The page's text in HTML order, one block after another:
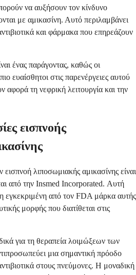
να αυξήσουν τον κίνδυνο
με αμικασίνη. Αυτό περιλαμβάνει
και φάρμακα που επηρεάζουν
ένας παράγοντας, καθώς οι
ευαίσθητοι στις παρενέργειες αυτού
αφορά τη νεφρική λειτουργία και την
εισπνοής
λιποσωμιακής αμικασίνης είναι
από την Insmed Incorporated. Αυτή
εγκεκριμένη από τον FDA μάρκα αυτής
μορφής που διατίθεται στις
για τη θεραπεία λοιμώξεων των
μια σημαντική πρόοδο
στους πνεύμονες. Η μοναδική